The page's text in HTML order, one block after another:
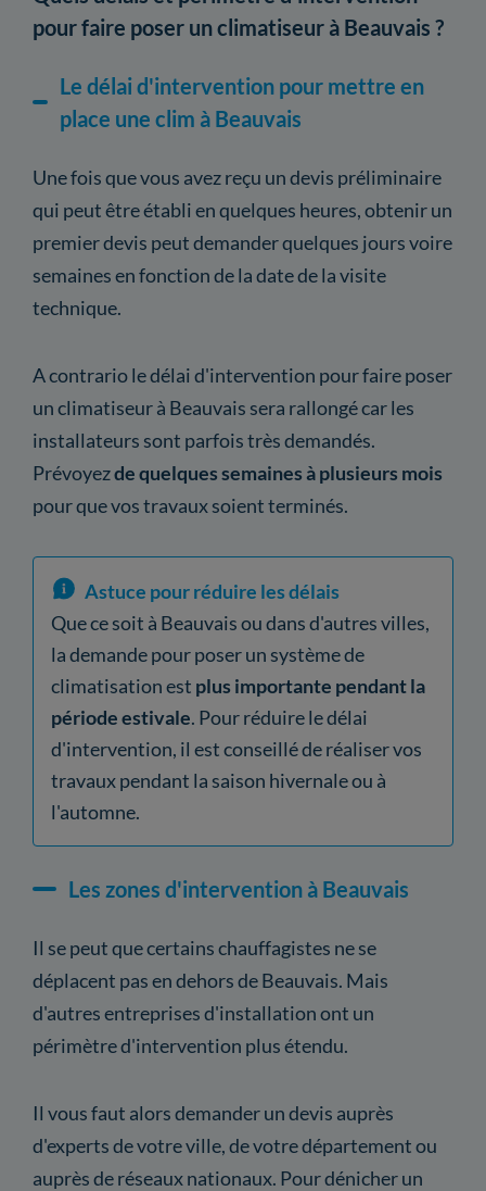
pour faire poser un climatiseur à Beauvais ?
Le délai d'intervention pour mettre en
place une clim à Beauvais
Une fois que vous avez reçu un devis préliminaire
qui peut être établi en quelques heures, obtenir un
premier devis peut demander quelques jours voire
semaines en fonction de la date de la visite
technique.
A contrario le délai d'intervention pour faire poser
un climatiseur à Beauvais sera rallongé car les
installateurs sont parfois très demandés.
Prévoyezde quelques semaines à plusieurs mois
pour que vos travaux soient terminés.
Astuce pour réduire les délais
Que ce soit à Beauvais ou dans d'autres villes,
la demande pour poser un système de
climatisation est plus importante pendant la
période estivale. Pour réduire le délai
d'intervention, il est conseillé de réaliser vos
travaux pendant la saison hivernale ou à
l'automne.
Les zones d'intervention à Beauvais
Il se peut que certains chauffagistes ne se
déplacent pas en dehors de Beauvais. Mais
d'autres entreprises d'installation ont un
périmètre d'intervention plus étendu.
Il vous faut alors demander un devis auprès
d'experts de votre ville, de votre département ou
auprès de réseaux nationaux. Pour dénicher un